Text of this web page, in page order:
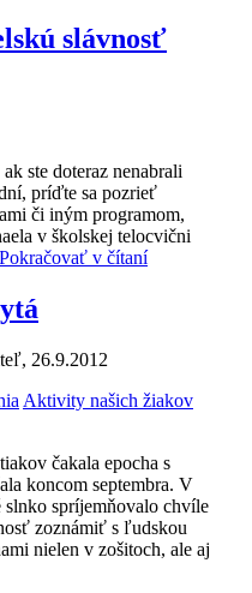
slávnosť
ste doteraz nenabrali
príďte sa pozrieť
či iným programom,
v školskej telocvični
Pokračovať v čítaní
26.9.2012
Aktivity našich žiakov
čakala epocha s
koncom septembra. V
slnko spríjemňovalo chvíle
zoznámiť s ľudskou
nielen v zošitoch, ale aj